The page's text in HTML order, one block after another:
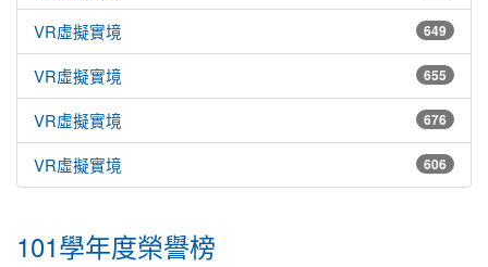
649
VR虛擬實境
655
VR虛擬實境
676
VR虛擬實境
606
VR虛擬實境
101學年度榮譽榜